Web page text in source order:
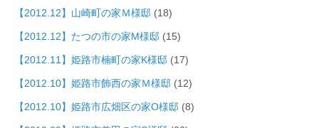
【2012.12】山崎町の家Ｍ様邸 (18)
【2012.12】たつの市の家M様邸 (15)
【2012.11】姫路市楠町の家K様邸 (17)
【2012.10】姫路市飾西の家Ｍ様邸 (12)
【2012.10】姫路市広畑区の家O様邸 (8)